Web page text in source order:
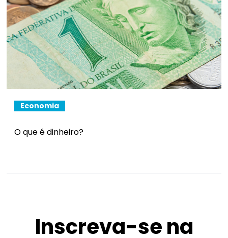
Economia
O que é dinheiro?
Inscreva-se na